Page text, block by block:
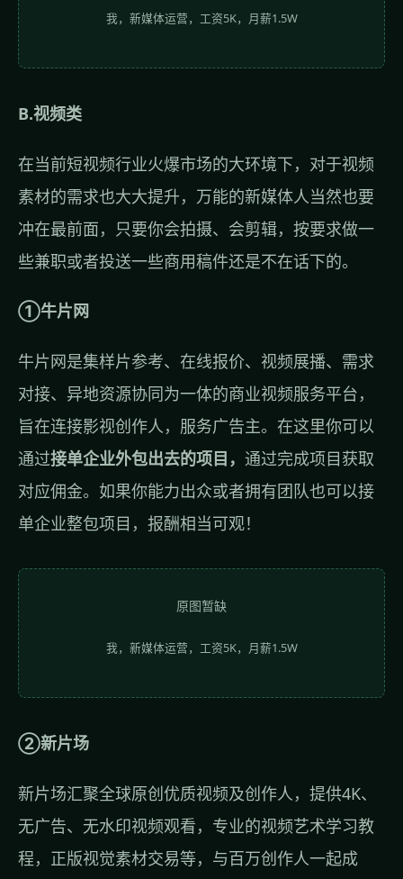
我，新媒体运营，工资5K，月薪1.5W
B.视频类
在当前短视频行业火爆市场的大环境下，对于视频
素材的需求也大大提升，万能的新媒体人当然也要
冲在最前面，只要你会拍摄、会剪辑，按要求做一
些兼职或者投送一些商用稿件还是不在话下的。
①牛片网
牛片网是集样片参考、在线报价、视频展播、需求
对接、异地资源协同为一体的商业视频服务平台，
旨在连接影视创作人，服务广告主。在这里你可以
通过接单企业外包出去的项目， 通过完成项目获取
对应佣金。如果你能力出众或者拥有团队也可以接
单企业整包项目，报酬相当可观！
原图暂缺
我，新媒体运营，工资5K，月薪1.5W
②新片场
新片场汇聚全球原创优质视频及创作人，提供4K、
无广告、无水印视频观看，专业的视频艺术学习教
程，正版视觉素材交易等，与百万创作人一起成